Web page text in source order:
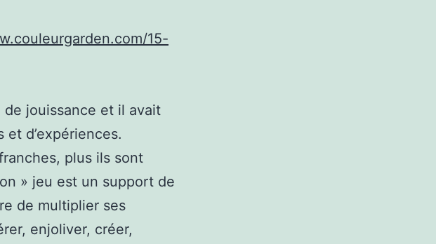
15-
jouissance et il avait
et d’expériences.
plus ils sont
» jeu est un support de
de multiplier ses
enjoliver, créer,